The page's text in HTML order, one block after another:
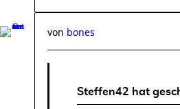
von bones
Steffen42 hat